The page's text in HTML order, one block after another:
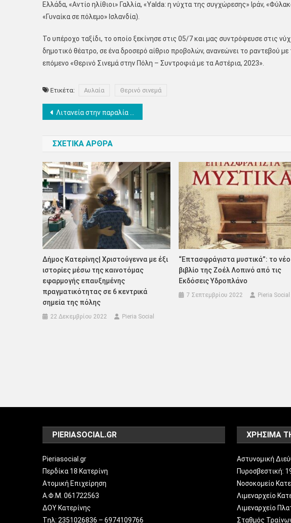
Ελλάδα, «Αντίο ηλίθιοι» Γαλλία, «Yalda: η νύχτα της συγχώρεσης» Ιράν,
«Γυναίκα σε πόλεμο» Ισλανδία).
Το υπέροχο ταξίδι, το οποίο ξεκίνησε στις 05/7 και μας συντρόφευσε στις
δημοτικό θέατρο, σε ένα δροσερό αίθριο προβολών, ανανεώνει το ραντεβού
επόμενο «Θερινό Σινεμά στην Πόλη – Συντροφιά με τα Αστέρια, 2023».
Ετικέτα: Αυλαία Θερινό σινεμά
Πλοήγηση
Λιτανεία στην παραλία Κατερίνης
ΣΧΕΤΙΚΑ ΑΡΘΡΑ
Δήμος Κατερίνης| Χριστούγεννα με έξι
ιστορίες μέσω της καινοτόμας
εφαρμογής επαυξημένης
πραγματικότητας σε 6 κεντρικά
σημεία της πόλης
22 Δεκεμβρίου 2022 Pieria Social
“Επτασφράγιστα μυστικά”: το νέο
βιβλίο της Ζοέλ Λοπινό από τις
Εκδόσεις Υδροπλάνο
7 Σεπτεμβρίου 2022 Pieria Social
PIERIASOCIAL.GR
Pieriasocial.gr
Περδίκα 18 Κατερίνη
Ατομική Επιχείρηση
Α.Φ.Μ. 061722563
ΔΟΥ Κατερίνης
Tηλ: 2351026836 – 6974109766
ΧΡΗΣΙΜΑ
Αστυνομική
Πυροσβεστική:
Νοσοκομείο
Λιμεναρχείο
Λιμεναρχείο
Σταθμός